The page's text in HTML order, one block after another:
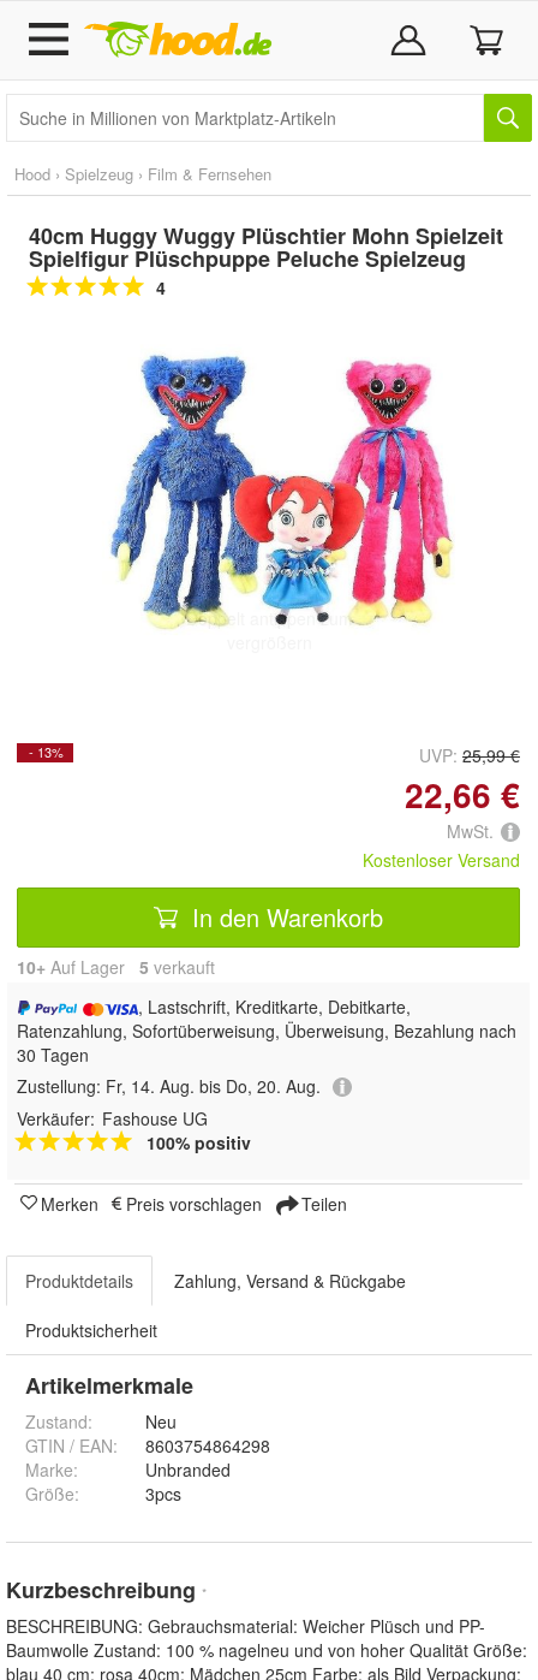
Hood › Spielzeug › Film & Fernsehen
40cm Huggy Wuggy Plüschtier Mohn Spielzeit
Spielfigur Plüschpuppe Peluche Spielzeug
4
Doppelt antippen zum
- 13% UVP: 25,99 €
22,66 €
MwSt.
Kostenloser Versand
In den Warenkorb
10+ Auf Lager 5 verkauft
, Lastschrift, Kreditkarte, Debitkarte,
Ratenzahlung, Sofortüberweisung, Überweisung, Bezahlung nach
30 Tagen
Zustellung: Fr, 14. Aug. bis Do, 20. Aug.
Verkäufer: Fashouse UG
100% positiv
Merken Preis vorschlagen Teilen
Produktdetails Zahlung, Versand & Rückgabe
Produktsicherheit
Artikelmerkmale
Zustand:
Neu
GTIN / EAN:
8603754864298
Marke:
Unbranded
Größe: 3pcs
Kurzbeschreibung *
BESCHREIBUNG: Gebrauchsmaterial: Weicher Plüsch und PP-
Baumwolle Zustand: 100 % nagelneu und von hoher Qualität Größe:
blau 40 cm; rosa 40cm; Mädchen 25cm Farbe: als Bild Verpackung: